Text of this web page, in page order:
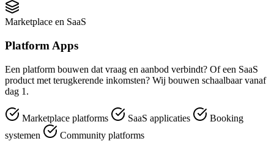
Marketplace en SaaS
Platform Apps
Een platform bouwen dat vraag en aanbod verbindt? Of een SaaS
product met terugkerende inkomsten? Wij bouwen schaalbaar vanaf
dag 1.
Marketplace platforms SaaS applicaties
Booking
systemen
Community platforms